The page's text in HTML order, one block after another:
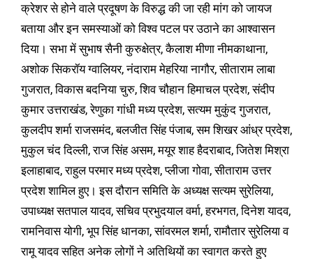
क्रेशर से होने वाले प्रदूषण के विरुद्ध की जा रही मांग को जायज
बताया और इन समस्याओं को विश्व पटल पर उठाने का आश्वासन
दिया। सभा में सुभाष सैनी कुरुक्षेत्र, कैलाश मीणा नीमकाथाना,
अशोक सिकरॉय ग्वालियर, नंदाराम मेहरिया नागौर, सीताराम लाबा
गुजरात, विकास बदनिया चुरु, शिव चौहान हिमाचल प्रदेश, संदीप
कुमार उत्तराखंड, रेणुका गांधी मध्य प्रदेश, सत्यम मुकुंद गुजरात,
कुलदीप शर्मा राजसमंद, बलजीत सिंह पंजाब, सम शिखर आंध्र प्रदेश,
मुकुल चंद दिल्ली, राज सिंह असम, मयूर शाह हैदराबाद, जितेश मिश्रा
इलाहाबाद, राहुल परमार मध्य प्रदेश, प्लीजा गोवा, सीताराम उत्तर
प्रदेश शामिल हुए। इस दौरान समिति के अध्यक्ष सत्यम सुरेलिया,
उपाध्यक्ष सतपाल यादव, सचिव प्रभुदयाल वर्मा, हरभगत, दिनेश यादव,
रामनिवास योगी, भूप सिंह धानका, सांवरमल शर्मा, रामौतार सुरेलिया व
रामू यादव सहित अनेक लोगों ने अतिथियों का स्वागत करते हुए